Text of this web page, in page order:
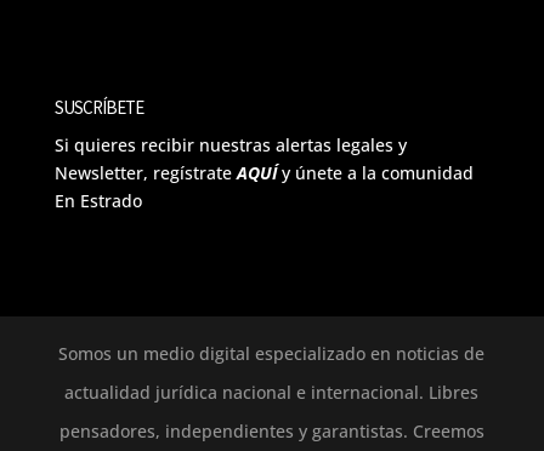
SUSCRÍBETE
Si quieres recibir nuestras alertas legales y
Newsletter, regístrateAQUÍ y únete a la comunidad
En Estrado
Somos un medio digital especializado en noticias de
actualidad jurídica nacional e internacional. Libres
pensadores, independientes y garantistas. Creemos